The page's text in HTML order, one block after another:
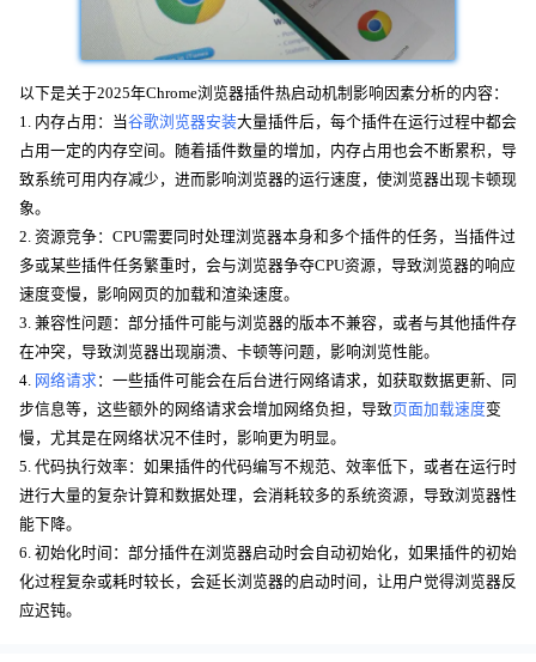
以下是关于2025年Chrome浏览器插件热启动机制影响因素分析的内容：
1. 内存占用：当谷歌浏览器安装大量插件后，每个插件在运行过程中都会
占用一定的内存空间。随着插件数量的增加，内存占用也会不断累积，导
致系统可用内存减少，进而影响浏览器的运行速度，使浏览器出现卡顿现
象。
2. 资源竞争：CPU需要同时处理浏览器本身和多个插件的任务，当插件过
多或某些插件任务繁重时，会与浏览器争夺CPU资源，导致浏览器的响应
速度变慢，影响网页的加载和渲染速度。
3. 兼容性问题：部分插件可能与浏览器的版本不兼容，或者与其他插件存
在冲突，导致浏览器出现崩溃、卡顿等问题，影响浏览性能。
4. 网络请求 ：一些插件可能会在后台进行网络请求，如获取数据更新、同
步信息等，这些额外的网络请求会增加网络负担，导致页面加载速度变
慢，尤其是在网络状况不佳时，影响更为明显。
5. 代码执行效率：如果插件的代码编写不规范、效率低下，或者在运行时
进行大量的复杂计算和数据处理，会消耗较多的系统资源，导致浏览器性
能下降。
6. 初始化时间：部分插件在浏览器启动时会自动初始化，如果插件的初始
化过程复杂或耗时较长，会延长浏览器的启动时间，让用户觉得浏览器反
应迟钝。